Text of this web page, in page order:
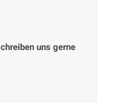
uns gerne